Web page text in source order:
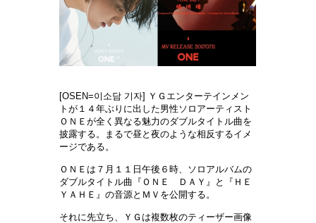
[OSEN=이소담 기자] ＹＧエンターテインメン
トが１４年ぶりに出した男性ソロアーティスト
ＯＮＥが全く異なる魅力のダブルタイトル曲を
披露する。まるで昼と夜のような相反するイメ
ージである。
ＯＮＥは７月１１日午後６時、ソロアルバムの
ダブルタイトル曲『ＯＮＥ ＤＡＹ』と『ＨＥ
ＹＡＨＥ』の音源とＭＶを公開する。
それに先立ち、ＹＧは複数枚のティーザー画像